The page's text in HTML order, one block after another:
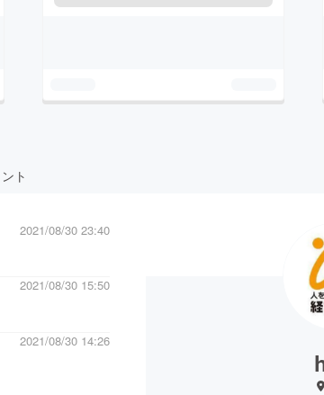
ト
2021/08/30 23:40
2021/08/30 15:50
2021/08/30 14:26